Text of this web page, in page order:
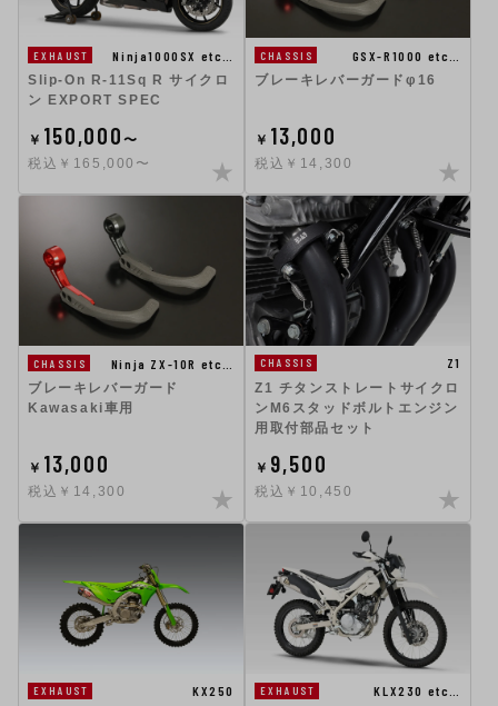
EXHAUST
Ninja1000SX etc…
Slip-On R-11Sq R サイクロ
ン EXPORT SPEC
￥ 150,000〜
税込￥165,000〜
CHASSIS
GSX-R1000 etc…
ブレーキレバーガードφ16
￥ 13,000
税込￥14,300
CHASSIS
Ninja ZX-10R etc…
ブレーキレバーガード
Kawasaki車用
￥ 13,000
税込￥14,300
CHASSIS
Z1
Z1 チタンストレートサイクロ
ンM6スタッドボルトエンジン
用取付部品セット
￥ 9,500
税込￥10,450
EXHAUST
KX250
EXHAUST
KLX230 etc…